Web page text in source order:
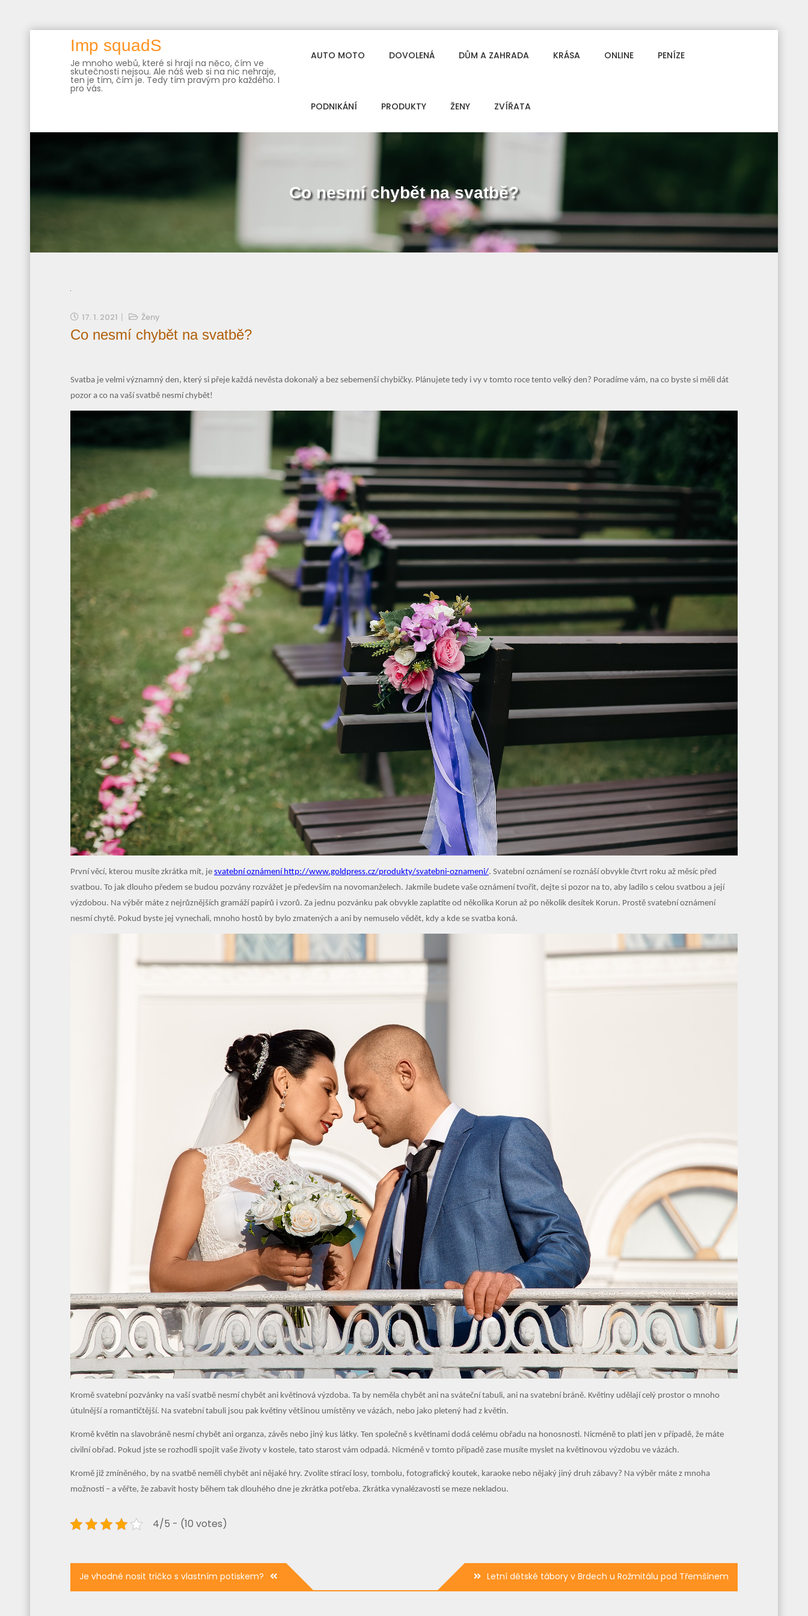
Imp squadS
Je mnoho webů, které si hrají na něco, čím ve
skutečnosti nejsou. Ale náš web si na nic nehraje,
ten je tím, čím je. Tedy tím pravým pro každého. I
pro vás.
AUTO MOTO DOVOLENÁ DŮM A ZAHRADA KRÁSA ONLINE PENÍZE
PODNIKÁNÍ PRODUKTY ŽENY ZVÍŘATA
Co nesmí chybět na svatbě?
17. 1. 2021 Ženy
Co nesmí chybět na svatbě?
Svatba je velmi významný den, který si přeje každá nevěsta dokonalý a bez sebemenší chybičky. Plánujete tedy i vy v tomto roce tento velký den? Poradíme vám, na co byste si měli dát
pozor a co na vaší svatbě nesmí chybět!
První věcí, kterou musíte zkrátka mít, je svatební oznámení http://www.goldpress.cz/produkty/svatebni-oznameni/. Svatební oznámení se roznáší obvykle čtvrt roku až měsíc před
svatbou. To jak dlouho předem se budou pozvány rozvážet je především na novomanželech. Jakmile budete vaše oznámení tvořit, dejte si pozor na to, aby ladilo s celou svatbou a její
výzdobou. Na výběr máte z nejrůznějších gramáží papírů i vzorů. Za jednu pozvánku pak obvykle zaplatíte od několika Korun až po několik desítek Korun. Prostě svatební oznámení
nesmí chytě. Pokud byste jej vynechali, mnoho hostů by bylo zmatených a ani by nemuselo vědět, kdy a kde se svatba koná.
Kromě svatební pozvánky na vaší svatbě nesmí chybět ani květinová výzdoba. Ta by neměla chybět ani na sváteční tabuli, ani na svatební bráně. Květiny udělají celý prostor o mnoho
útulnější a romantičtější. Na svatební tabuli jsou pak květiny většinou umístěny ve vázách, nebo jako pletený had z květin.
Kromě květin na slavobráně nesmí chybět ani organza, závěs nebo jiný kus látky. Ten společně s květinami dodá celému obřadu na honosnosti. Nicméně to platí jen v případě, že máte
civilní obřad. Pokud jste se rozhodli spojit vaše životy v kostele, tato starost vám odpadá. Nicméně v tomto případě zase musíte myslet na květinovou výzdobu ve vázách.
Kromě již zmíněného, by na svatbě neměli chybět ani nějaké hry. Zvolíte stírací losy, tombolu, fotografický koutek, karaoke nebo nějaký jiný druh zábavy? Na výběr máte z mnoha
možností – a věřte, že zabavit hosty během tak dlouhého dne je zkrátka potřeba. Zkrátka vynalézavosti se meze nekladou.
4/5 - (10 votes)
Navigace
pro
Je vhodné nosit tričko s vlastním potiskem? Letní dětské tábory v Brdech u Rožmitálu pod Třemšínem